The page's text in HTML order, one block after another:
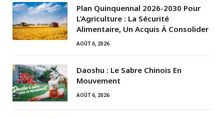
Plan Quinquennal 2026-2030 Pour
L’Agriculture : La Sécurité
Alimentaire, Un Acquis À Consolider
AOÛT 6, 2026
Daoshu : Le Sabre Chinois En
Mouvement
AOÛT 6, 2026